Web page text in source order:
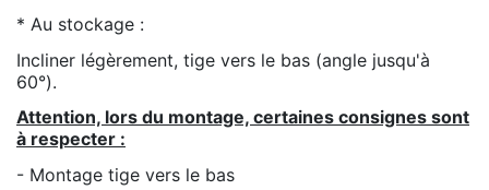
* Au stockage :
Incliner légèrement, tige vers le bas (angle jusqu'à
60°).
Attention, lors du montage, certaines consignes sont
à respecter :
- Montage tige vers le bas